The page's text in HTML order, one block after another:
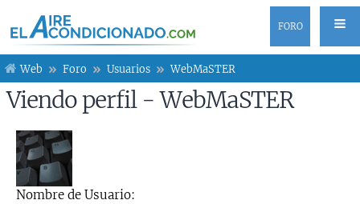
FORO
Web Foro Usuarios WebMaSTER
Viendo perfil - WebMaSTER
Nombre de Usuario: